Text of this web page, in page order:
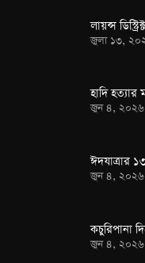
লায়ন্স
জুলা ১৩,
হাদি হত্যার
জুন ৪, ২০২৬
ঈদযাত্রার
জুন ৪, ২০২৬
কচুরিপানা
জুন ৪, ২০২৬